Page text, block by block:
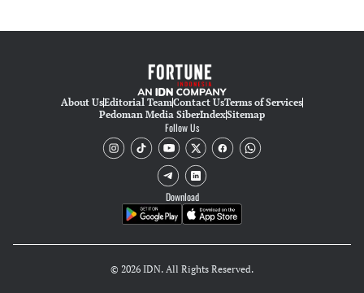
About UsEditorial TeamContact UsTerms of Services
Pedoman Media SiberIndexSitemap
Follow Us
Download
© 2026 IDN. All Rights Reserved.